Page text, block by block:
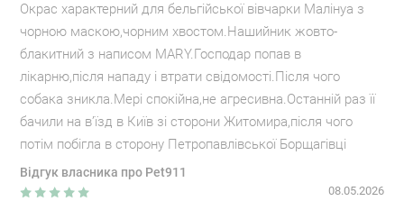
Окрас характерний для бельгійської вівчарки Малінуа з
чорною маскою,чорним хвостом.Нашийник жовто-
блакитний з написом MARY.Господар попав в
лікарню,після нападу і втрати свідомості.Після чого
собака зникла.Мері спокійна,не агресивна.Останній раз її
бачили на вʼїзд в Київ зі сторони Житомира,після чого
потім побігла в сторону Петропавлівської Борщагівці
Відгук власника про Pet911
08.05.2026